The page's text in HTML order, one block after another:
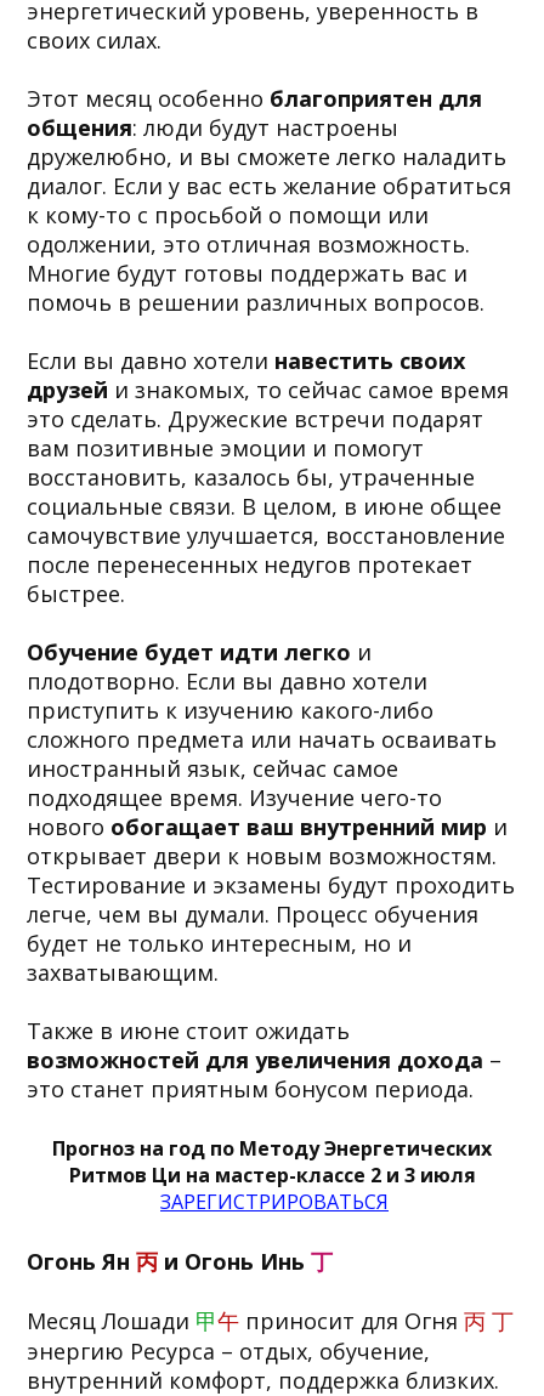
энергетический уровень, уверенность в
своих силах.
Этот месяц особенно благоприятен для
общения: люди будут настроены
дружелюбно, и вы сможете легко наладить
диалог. Если у вас есть желание обратиться
к кому-то с просьбой о помощи или
одолжении, это отличная возможность.
Многие будут готовы поддержать вас и
помочь в решении различных вопросов.
Если вы давно хотели навестить своих
друзей и знакомых, то сейчас самое время
это сделать. Дружеские встречи подарят
вам позитивные эмоции и помогут
восстановить, казалось бы, утраченные
социальные связи. В целом, в июне общее
самочувствие улучшается, восстановление
после перенесенных недугов протекает
быстрее.
Обучение будет идти легко и
плодотворно. Если вы давно хотели
приступить к изучению какого-либо
сложного предмета или начать осваивать
иностранный язык, сейчас самое
подходящее время. Изучение чего-то
нового обогащает ваш внутренний мир и
открывает двери к новым возможностям.
Тестирование и экзамены будут проходить
легче, чем вы думали. Процесс обучения
будет не только интересным, но и
захватывающим.
Также в июне стоит ожидать
возможностей для увеличения дохода –
это станет приятным бонусом периода.
Прогноз на год по Методу Энергетических
Ритмов Ци на мастер-классе 2 и 3 июля
ЗАРЕГИСТРИРОВАТЬСЯ
Огонь Ян 丙 и Огонь Инь 丁
Месяц Лошади 甲午 приносит для Огня 丙 丁
энергию Ресурса – отдых, обучение,
внутренний комфорт, поддержка близких.